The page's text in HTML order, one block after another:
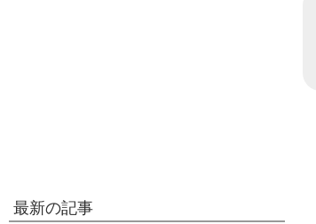
最新の記事